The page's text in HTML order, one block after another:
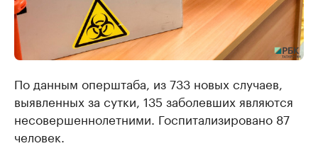
По данным оперштаба, из 733 новых случаев,
выявленных за сутки, 135 заболевших являются
несовершеннолетними. Госпитализировано 87
человек.